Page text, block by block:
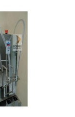
...